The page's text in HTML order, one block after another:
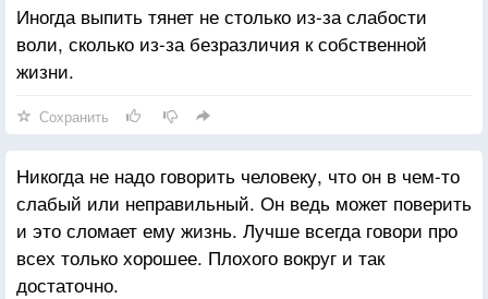
Иногда выпить тянет не столько из-за слабости
воли, сколько из-за безразличия к собственной
жизни.
Сохранить
Никогда не надо говорить человеку, что он в чем-то
слабый или неправильный. Он ведь может поверить
и это сломает ему жизнь. Лучше всегда говори про
всех только хорошее. Плохого вокруг и так
достаточно.